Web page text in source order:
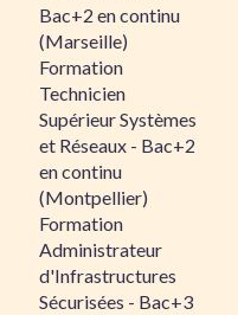
Bac+2 en continu
(Marseille)
Formation
Technicien
Supérieur Systèmes
et Réseaux - Bac+2
en continu
(Montpellier)
Formation
Administrateur
d'Infrastructures
Sécurisées - Bac+3